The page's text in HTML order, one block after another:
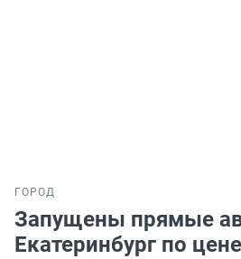
ГОРОД
Запущены прямые
Екатеринбург по